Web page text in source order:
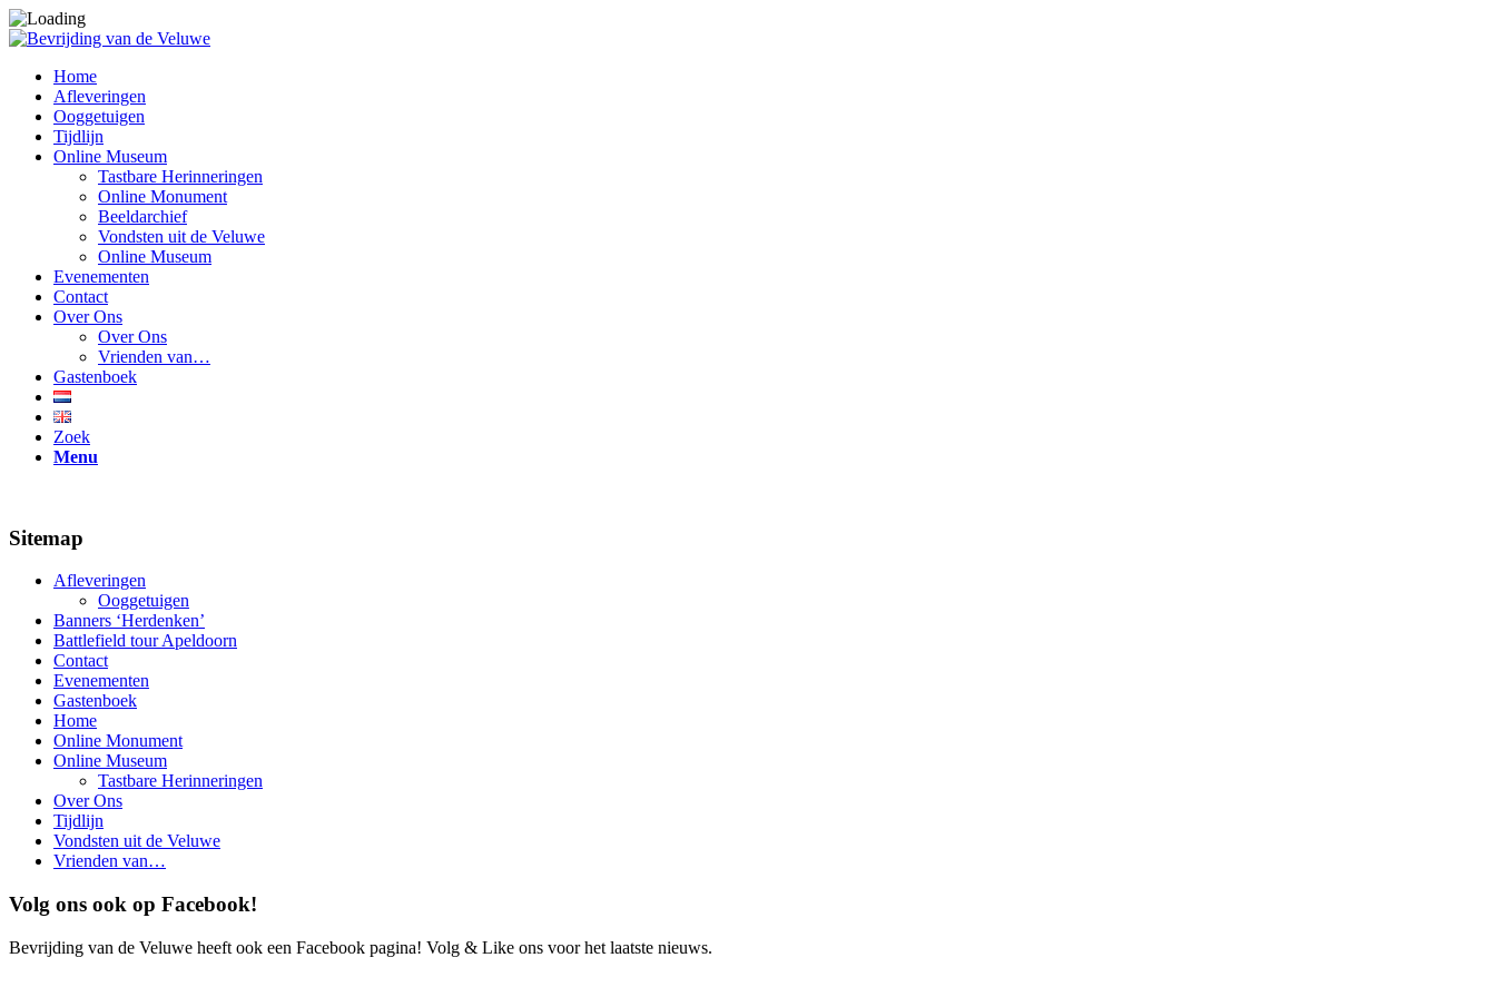
Home
Afleveringen
Ooggetuigen
Tijdlijn
Online Museum
Tastbare Herinneringen
Online Monument
Beeldarchief
Vondsten uit de Veluwe
Online Museum
Evenementen
Contact
Over Ons
Over Ons
Vrienden van…
Gastenboek
Zoek
Menu
Sitemap
Afleveringen
Ooggetuigen
Banners ‘Herdenken’
Battlefield tour Apeldoorn
Contact
Evenementen
Gastenboek
Home
Online Monument
Online Museum
Tastbare Herinneringen
Over Ons
Tijdlijn
Vondsten uit de Veluwe
Vrienden van…
Volg ons ook op Facebook!
Bevrijding van de Veluwe heeft ook een Facebook pagina! Volg & Like ons voor het laatste nieuws.